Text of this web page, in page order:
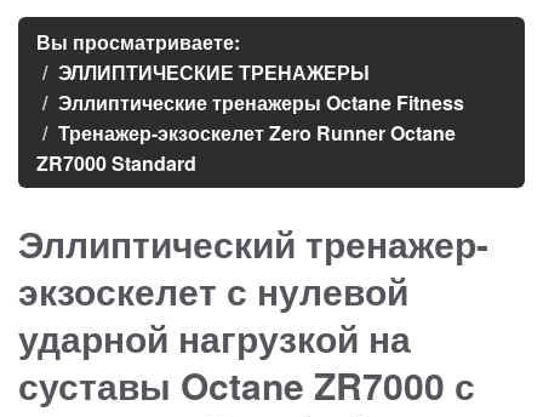
Вы просматриваете:
ЭЛЛИПТИЧЕСКИЕ ТРЕНАЖЕРЫ
Эллиптические тренажеры Octane Fitness
Тренажер-экзоскелет Zero Runner Octane
ZR7000 Standard
Эллиптический тренажер-
экзоскелет с нулевой
ударной нагрузкой на
суставы Octane ZR7000 с